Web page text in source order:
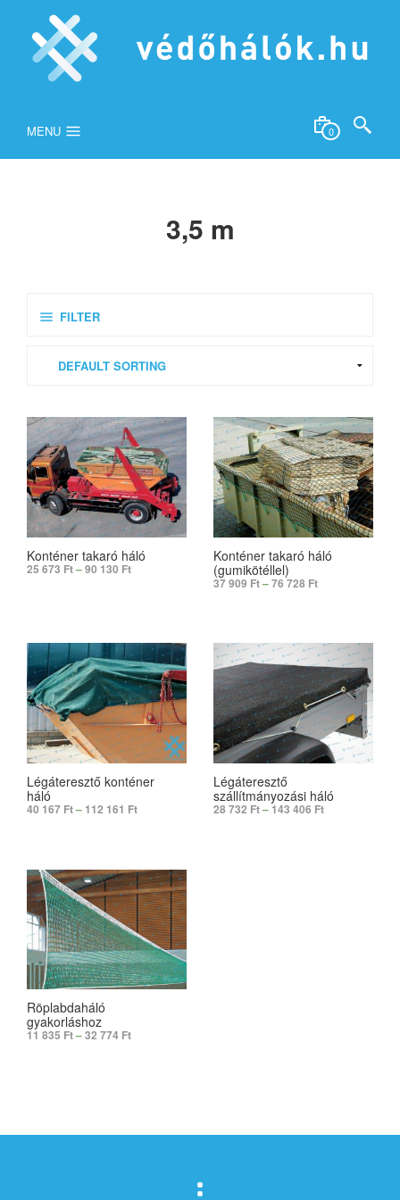
MENU 0
3,5 m
FILTER
Konténer takaró háló
25 673 Ft–90 130 Ft
Konténer takaró háló
(gumikötéllel)
37 909 Ft–76 728 Ft
Légáteresztő konténer
háló
40 167 Ft– 112 161 Ft
Légáteresztő
szállítmányozási háló
28 732 Ft– 143 406 Ft
Röplabdaháló
gyakorláshoz
11 835 Ft–32 774 Ft